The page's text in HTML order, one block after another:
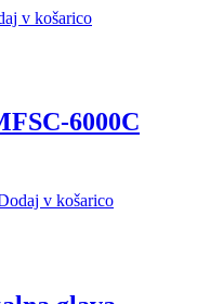
v košarico
6000C
v košarico